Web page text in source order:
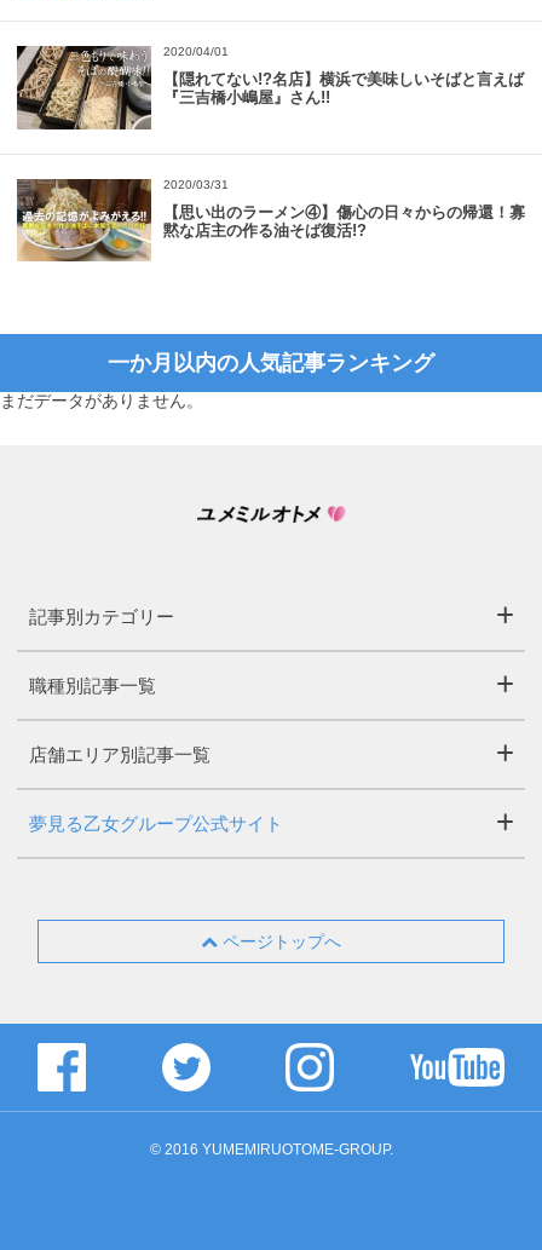
2020/04/01
【隠れてない!?名店】横浜で美味しいそばと言えば
『三吉橋小嶋屋』さん!!
2020/03/31
【思い出のラーメン④】傷心の日々からの帰還！寡
黙な店主の作る油そば復活!?
一か月以内の人気記事ランキング
まだデータがありません。
記事別カテゴリー
職種別記事一覧
店舗エリア別記事一覧
夢見る乙女グループ公式サイト
ページトップへ
© 2016 YUMEMIRUOTOME-GROUP.